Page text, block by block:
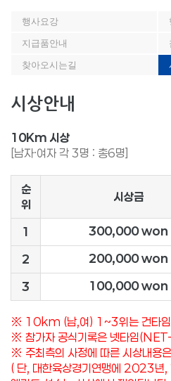
행사요강
지급품안내
찾아오시는길
시상안내
10Km 시상
[남자·여자 각 3명 : 총6명]
순
위
시상금
1 300,000 won
2 200,000won
3 100,000won
※ 10km (남,여) 1~3위는 건타
※ 참가자 공식기록은 넷타임
※ 주최측의 사정에 따른 시상내용
( 단, 대한육상경기연맹에 2023